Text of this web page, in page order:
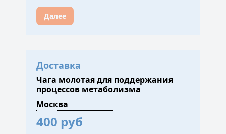
Далее
Доставка
Чага молотая для поддержания
процессов метаболизма
400 руб